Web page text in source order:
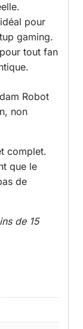
pour
gaming.
tout fan
Robot
non
complet.
que le
de
de 15